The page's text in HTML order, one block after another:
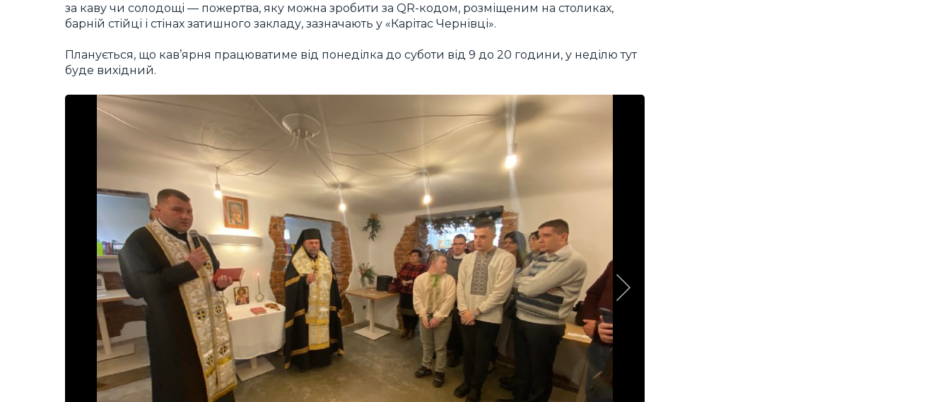
за каву чи солодощі — пожертва, яку можна зробити за QR-кодом, розміщеним на столиках,
барній стійці і стінах затишного закладу, зазначають у «Карітас Чернівці».
Планується, що кав’ярня працюватиме від понеділка до суботи від 9 до 20 години, у неділю тут
буде вихідний.